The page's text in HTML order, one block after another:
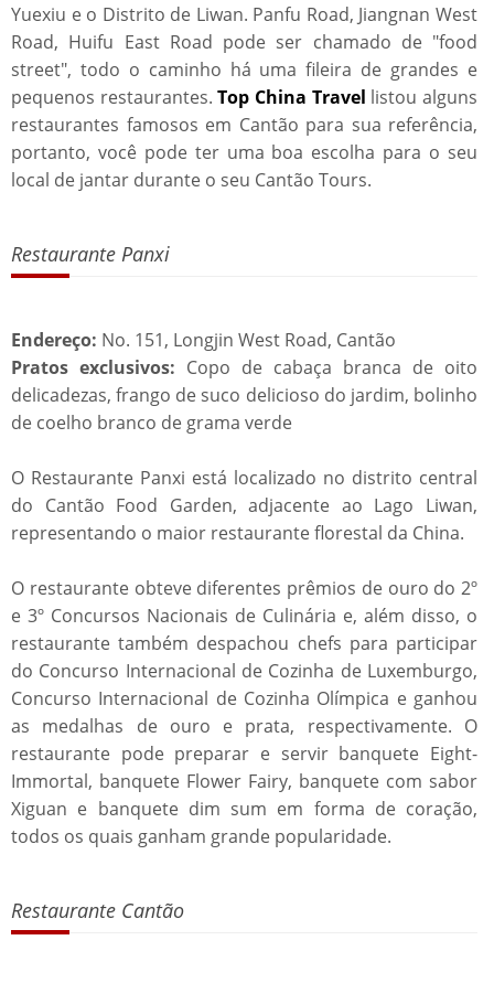
Yuexiu e o Distrito de Liwan. Panfu Road, Jiangnan West
Road, Huifu East Road pode ser chamado de "food
street", todo o caminho há uma fileira de grandes e
pequenos restaurantes.Top China Travel listou alguns
restaurantes famosos em Cantão para sua referência,
portanto, você pode ter uma boa escolha para o seu
local de jantar durante o seu Cantão Tours.
Restaurante Panxi
Endereço: No. 151, Longjin West Road, Cantão
Pratos exclusivos: Copo de cabaça branca de oito
delicadezas, frango de suco delicioso do jardim, bolinho
de coelho branco de grama verde
O Restaurante Panxi está localizado no distrito central
do Cantão Food Garden, adjacente ao Lago Liwan,
representando o maior restaurante florestal da China.
O restaurante obteve diferentes prêmios de ouro do 2º
e 3º Concursos Nacionais de Culinária e, além disso, o
restaurante também despachou chefs para participar
do Concurso Internacional de Cozinha de Luxemburgo,
Concurso Internacional de Cozinha Olímpica e ganhou
as medalhas de ouro e prata, respectivamente. O
restaurante pode preparar e servir banquete Eight-
Immortal, banquete Flower Fairy, banquete com sabor
Xiguan e banquete dim sum em forma de coração,
todos os quais ganham grande popularidade.
Restaurante Cantão